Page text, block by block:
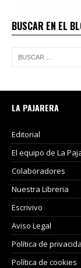
BUSCAR EN EL
LA PAJARERA
Editorial
El equipo de La
Colaboradores
Nuestra Libreria
Escrivivo
Aviso Legal
Política de
Política de cookies